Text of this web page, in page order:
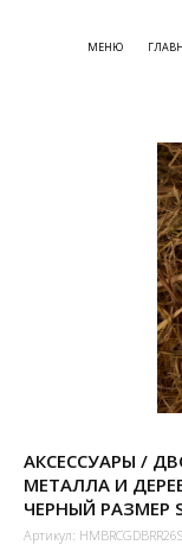
МЕНЮ
АКСЕССУАРЫ /
МЕТАЛЛА И
ЧЕРНЫЙ РАЗМЕР
Артикул: